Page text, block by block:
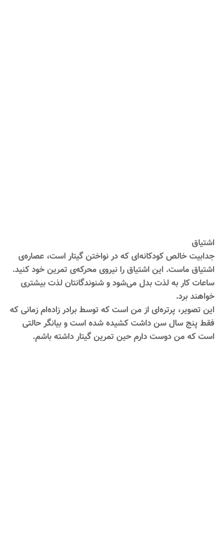
اشتیاق
جدابیت خالص کودکانه‌ای که در نواختن گیتار است، عصاره‌ی
اشتیاق ماست. این اشتیاق را نیروی محرکه‌ی تمرین خود کنید.
ساعات کار به لذت بدل می‌شود و شنوندگانتان لذت بیشتری
خواهند برد.
این تصویر، پرتره‌ای از من است که توسط برادر زاده‌ا‌م زمانی که
فقط پنج سال سن داشت کشیده شده است و بیانگر حالتی
است که من دوست دارم حین تمرین گیتار داشته باشم.